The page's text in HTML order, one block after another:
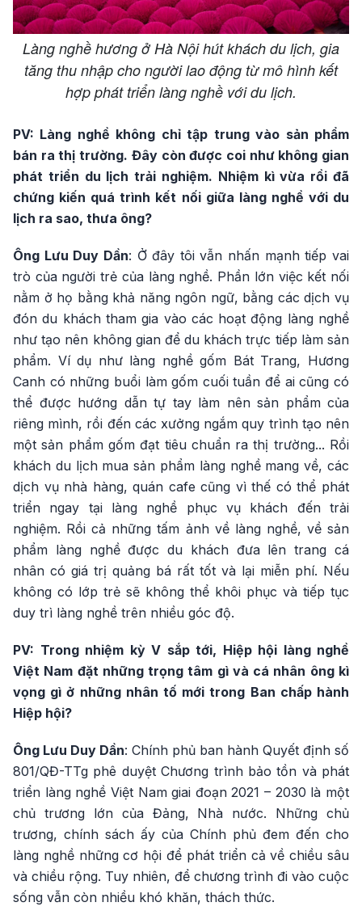
Làng nghề hương ở Hà Nội hút khách du lịch, gia
tăng thu nhập cho người lao động từ mô hình kết
hợp phát triển làng nghề với du lịch.
PV: Làng nghề không chỉ tập trung vào sản phẩm
bán ra thị trường. Đây còn được coi như không gian
phát triển du lịch trải nghiệm. Nhiệm kì vừa rồi đã
chứng kiến quá trình kết nối giữa làng nghề với du
lịch ra sao, thưa ông?
Ông Lưu Duy Dần: Ở đây tôi vẫn nhấn mạnh tiếp vai
trò của người trẻ của làng nghề. Phần lớn việc kết nối
nằm ở họ bằng khả năng ngôn ngữ, bằng các dịch vụ
đón du khách tham gia vào các hoạt động làng nghề
như tạo nên không gian để du khách trực tiếp làm sản
phẩm. Ví dụ như làng nghề gốm Bát Trang, Hương
Canh có những buổi làm gốm cuối tuần để ai cũng có
thể được hướng dẫn tự tay làm nên sản phẩm của
riêng mình, rồi đến các xưởng ngắm quy trình tạo nên
một sản phẩm gốm đạt tiêu chuẩn ra thị trường... Rồi
khách du lịch mua sản phẩm làng nghề mang về, các
dịch vụ nhà hàng, quán cafe cũng vì thế có thể phát
triển ngay tại làng nghề phục vụ khách đến trải
nghiệm. Rồi cả những tấm ảnh về làng nghề, về sản
phẩm làng nghề được du khách đưa lên trang cá
nhân có giá trị quảng bá rất tốt và lại miễn phí. Nếu
không có lớp trẻ sẽ không thể khôi phục và tiếp tục
duy trì làng nghề trên nhiều góc độ.
PV: Trong nhiệm kỳ V sắp tới, Hiệp hội làng nghề
Việt Nam đặt những trọng tâm gì và cá nhân ông kì
vọng gì ở những nhân tố mới trong Ban chấp hành
Hiệp hội?
Ông Lưu Duy Dần: Chính phủ ban hành Quyết định số
801/QĐ-TTg phê duyệt Chương trình bảo tồn và phát
triển làng nghề Việt Nam giai đoạn 2021 – 2030 là một
chủ trương lớn của Đảng, Nhà nước. Những chủ
trương, chính sách ấy của Chính phủ đem đến cho
làng nghề những cơ hội để phát triển cả về chiều sâu
và chiều rộng. Tuy nhiên, để chương trình đi vào cuộc
sống vẫn còn nhiều khó khăn, thách thức.